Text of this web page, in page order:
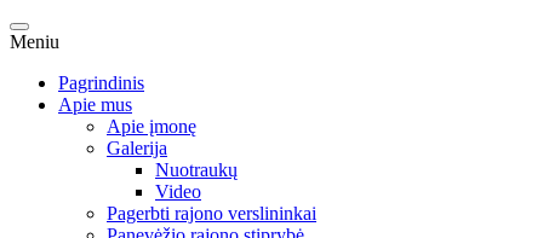
Meniu
Pagrindinis
Apie mus
Apie įmonę
Galerija
Nuotraukų
Video
Pagerbti rajono verslininkai